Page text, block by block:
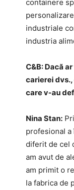
containere
industriale
industria
C&B: Dacă
carierei
care v-au
Nina Stan:
profesional
diferit de cel
am avut de
am primit o
la fabrica de